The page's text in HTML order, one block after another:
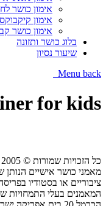
אימון כושר
אימון
אימון כושר
בלוג כושר ותזונה
שיעור נסיון
Menu back
for kids
מאמני כושר אישיים הנותן
ציבוריים או בסטודיו
המאמנים בעלי התמחויות